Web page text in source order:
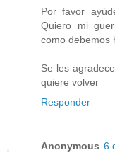
Por favor
Quiero mi
como debemos
Se les
quiere volver
Responder
Anonymous 6